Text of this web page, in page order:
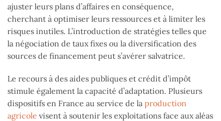
ajuster leurs plans d’affaires en conséquence,
cherchant à optimiser leurs ressources et à limiter les
risques inutiles. L’introduction de stratégies telles que
la négociation de taux fixes ou la diversification des
sources de financement peut s’avérer salvatrice.
Le recours à des aides publiques et crédit d’impôt
stimule également la capacité d’adaptation. Plusieurs
dispositifs en France au service de la production
agricole visent à soutenir les exploitations face aux aléas